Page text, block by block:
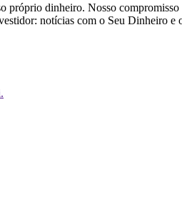
próprio dinheiro. Nosso
notícias com o Seu Dinheiro